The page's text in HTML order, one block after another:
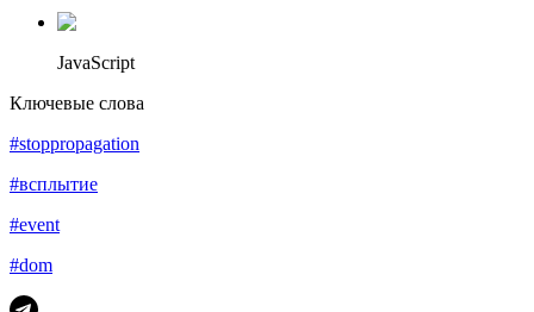
JavaScript
Ключевые слова
#stoppropagation
#всплытие
#event
#dom